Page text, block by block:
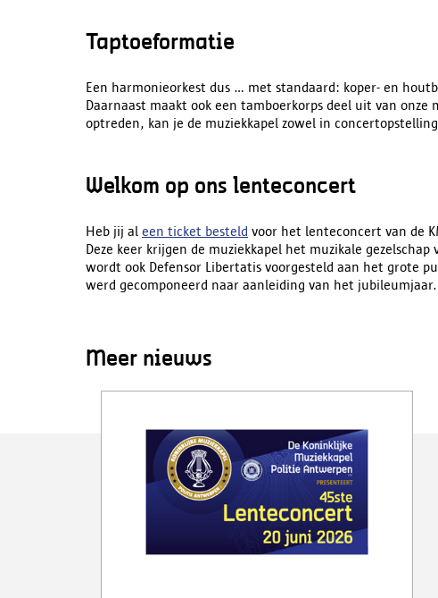
Taptoeformatie
Een harmonieorkest dus ... met standaard: koper- en
Daarnaast maakt ook een tamboerkorps deel uit van onze
optreden, kan je de muziekkapel zowel in
Welkom op ons lenteconcert
Heb jij al een ticket besteld voor het lenteconcert van de
Deze keer krijgen de muziekkapel het muzikale gezelschap
wordt ook Defensor Libertatis voorgesteld aan het grote
werd gecomponeerd naar aanleiding van het jubileumjaar.
Meer nieuws